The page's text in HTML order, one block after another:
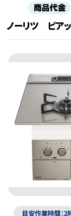
ノーリツ ピア
目安作業時間：2